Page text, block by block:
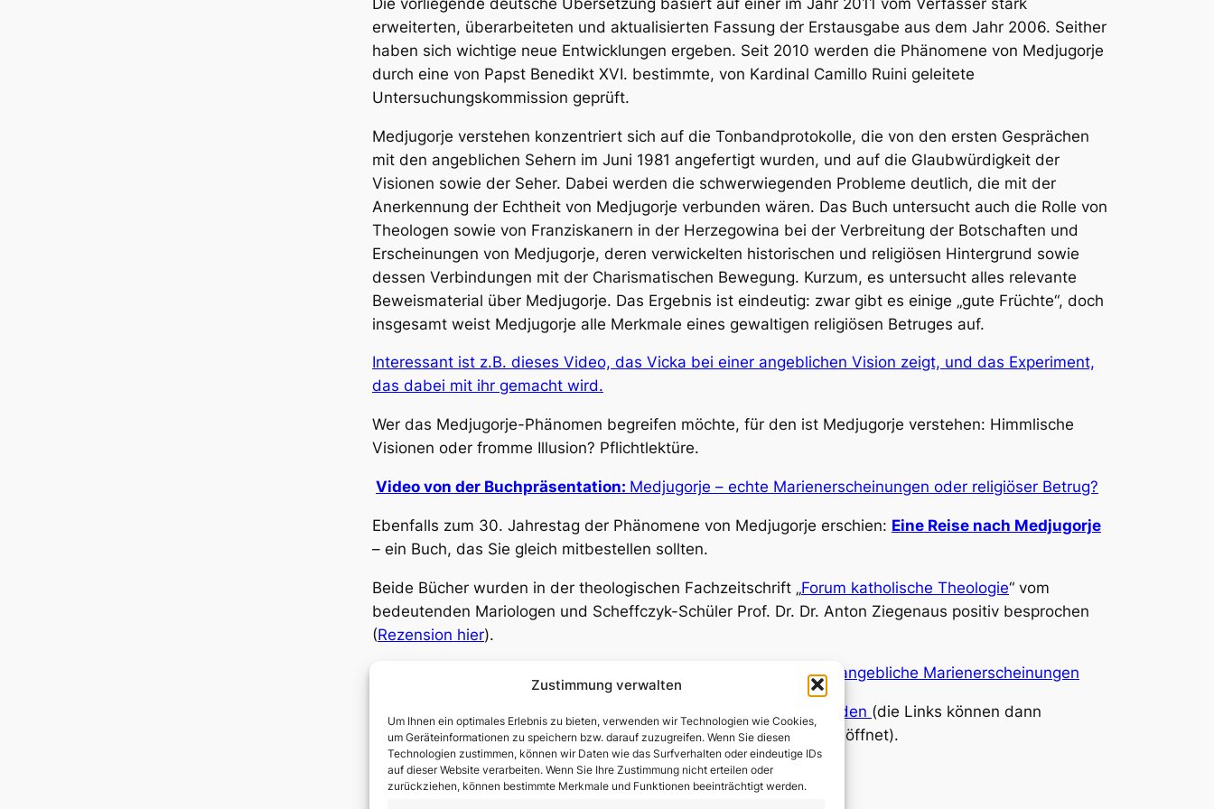
Zustimmung verwalten
Um Ihnen ein optimales Erlebnis zu bieten, verwenden wir Technologien wie Cookies,
um Geräteinformationen zu speichern bzw. darauf zuzugreifen. Wenn Sie diesen
Technologien zustimmen, können wir Daten wie das Surfverhalten oder eindeutige IDs
auf dieser Website verarbeiten. Wenn Sie Ihre Zustimmung nicht erteilen oder
zurückziehen, können bestimmte Merkmale und Funktionen beeinträchtigt werden.
e
h
e
n
M
n
g
e
erweiterten, überarbeiteten und aktualisierten Fassung der Erstausgabe aus dem Jahr 2006. Seither
haben sich wichtige neue Entwicklungen ergeben. Seit 2010 werden die Phänomene von Medjugorje
durch eine von Papst Benedikt XVI. bestimmte, von Kardinal Camillo Ruini geleitete
Untersuchungskommission geprüft.
Medjugorje verstehen konzentriert sich auf die Tonbandprotokolle, die von den ersten Gesprächen
mit den angeblichen Sehern im Juni 1981 angefertigt wurden, und auf die Glaubwürdigkeit der
Visionen sowie der Seher. Dabei werden die schwerwiegenden Probleme deutlich, die mit der
Anerkennung der Echtheit von Medjugorje verbunden wären. Das Buch untersucht auch die Rolle von
Theologen sowie von Franziskanern in der Herzegowina bei der Verbreitung der Botschaften und
Erscheinungen von Medjugorje, deren verwickelten historischen und religiösen Hintergrund sowie
dessen Verbindungen mit der Charismatischen Bewegung. Kurzum, es untersucht alles relevante
Beweismaterial über Medjugorje. Das Ergebnis ist eindeutig: zwar gibt es einige „gute Früchte“, doch
insgesamt weist Medjugorje alle Merkmale eines gewaltigen religiösen Betruges auf.
Interessant ist z.B. dieses Video, das Vicka bei einer angeblichen Vision zeigt, und das Experiment,
das dabei mit ihr gemacht wird.
Wer das Medjugorje-Phänomen begreifen möchte, für den ist Medjugorje verstehen: Himmlische
Visionen oder fromme Illusion? Pflichtlektüre.
Video von der Buchpräsentation: Medjugorje – echte Marienerscheinungen oder religiöser Betrug?
Ebenfalls zum 30. Jahrestag der Phänomene von Medjugorje erschien: Eine Reise nach Medjugorje
– ein Buch, das Sie gleich mitbestellen sollten.
Beide Bücher wurden in der theologischen Fachzeitschrift „Forum katholische Theologie“ vom
bedeutenden Mariologen und Scheffczyk-Schüler Prof. Dr. Dr. Anton Ziegenaus positiv besprochen
(Rezension hier).
Manfred Hauke über angebliche Marienerscheinungen
Die Links der Fußnoten können hier als pdf heruntergeladen werden (die Links können dann
angeklickt werden, so dass sich die entsprechende Internetseite öffnet).
Donal Anthony Foley
Medjugorje verstehen